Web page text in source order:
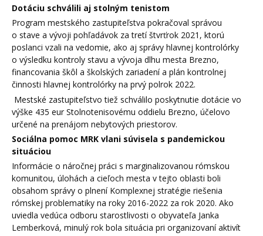
Dotáciu schválili aj stolným tenistom
Program mestského zastupiteľstva pokračoval správou
o stave a vývoji pohľadávok za tretí štvrťrok 2021, ktorú
poslanci vzali na vedomie, ako aj správy hlavnej kontrolórky
o výsledku kontroly stavu a vývoja dlhu mesta Brezno,
financovania škôl a školských zariadení a plán kontrolnej
činnosti hlavnej kontrolórky na prvý polrok 2022.
Mestské zastupiteľstvo tiež schválilo poskytnutie dotácie vo
výške 435 eur Stolnotenisovému oddielu Brezno, účelovo
určené na prenájom nebytových priestorov.
Sociálna pomoc MRK vlani súvisela s pandemickou
situáciou
Informácie o náročnej práci s marginalizovanou rómskou
komunitou, úlohách a cieľoch mesta v tejto oblasti boli
obsahom správy o plnení Komplexnej stratégie riešenia
rómskej problematiky na roky 2016-2022 za rok 2020. Ako
uviedla vedúca odboru starostlivosti o obyvateľa Janka
Lemberková, minulý rok bola situácia pri organizovaní aktivít